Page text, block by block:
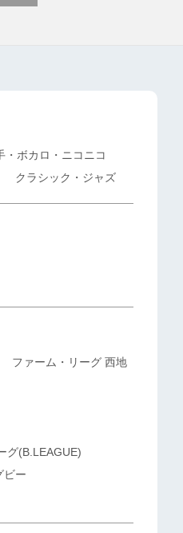
・ボカロ・ニコニコ
クラシック・ジャズ
ファーム・リーグ 西地
グ(B.LEAGUE)
ビー